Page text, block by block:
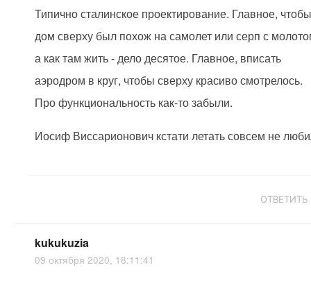
Типично сталинское проектирование. Главное,
дом сверху был похож на самолет или серп с
а как там жить - дело десятое. Главное, вписать
аэродром в круг, чтобы сверху красиво смотрелось.
Про функциональность как-то забыли.
Иосиф Виссарионович кстати летать совсем не
ОТВЕТИТЬ
kukukuzia
09 октября 2020, 18:11:41